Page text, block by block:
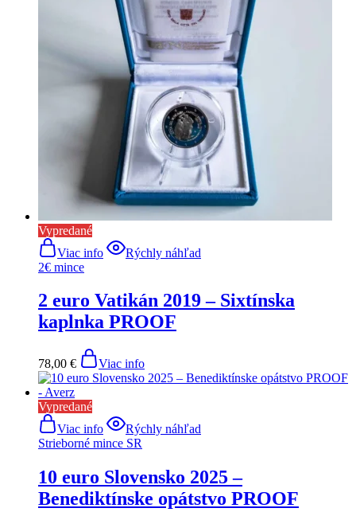
Vypredané
Viac info
Rýchly náhľad
2€ mince
2 euro Vatikán 2019 – Sixtínska
kaplnka PROOF
78,00 € Viac info
Vypredané
Viac info
Rýchly náhľad
Strieborné mince SR
10 euro Slovensko 2025 –
Benediktínske opátstvo PROOF